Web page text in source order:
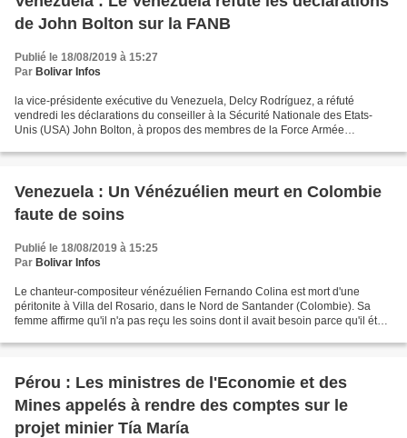
de John Bolton sur la FANB
Publié le 18/08/2019 à 15:27
Par Bolivar Infos
la vice-présidente exécutive du Venezuela, Delcy Rodríguez, a réfuté
vendredi les déclarations du conseiller à la Sécurité Nationale des Etats-
Unis (USA) John Bolton, à propos des membres de la Force Armée
Venezuela : Un Vénézuélien meurt en Colombie
faute de soins
Publié le 18/08/2019 à 15:25
Par Bolivar Infos
Le chanteur-compositeur vénézuélien Fernando Colina est mort d'une
péritonite à Villa del Rosario, dans le Nord de Santander (Colombie). Sa
femme affirme qu'il n'a pas reçu les soins dont il avait besoin parce qu'il était
Pérou : Les ministres de l'Economie et des
Mines appelés à rendre des comptes sur le
projet minier Tía María